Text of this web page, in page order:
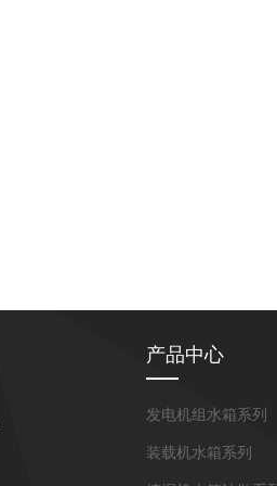
产品中心
发电机组水箱系列
装载机水箱系列